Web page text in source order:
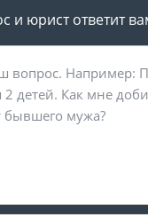
и юрист ответит